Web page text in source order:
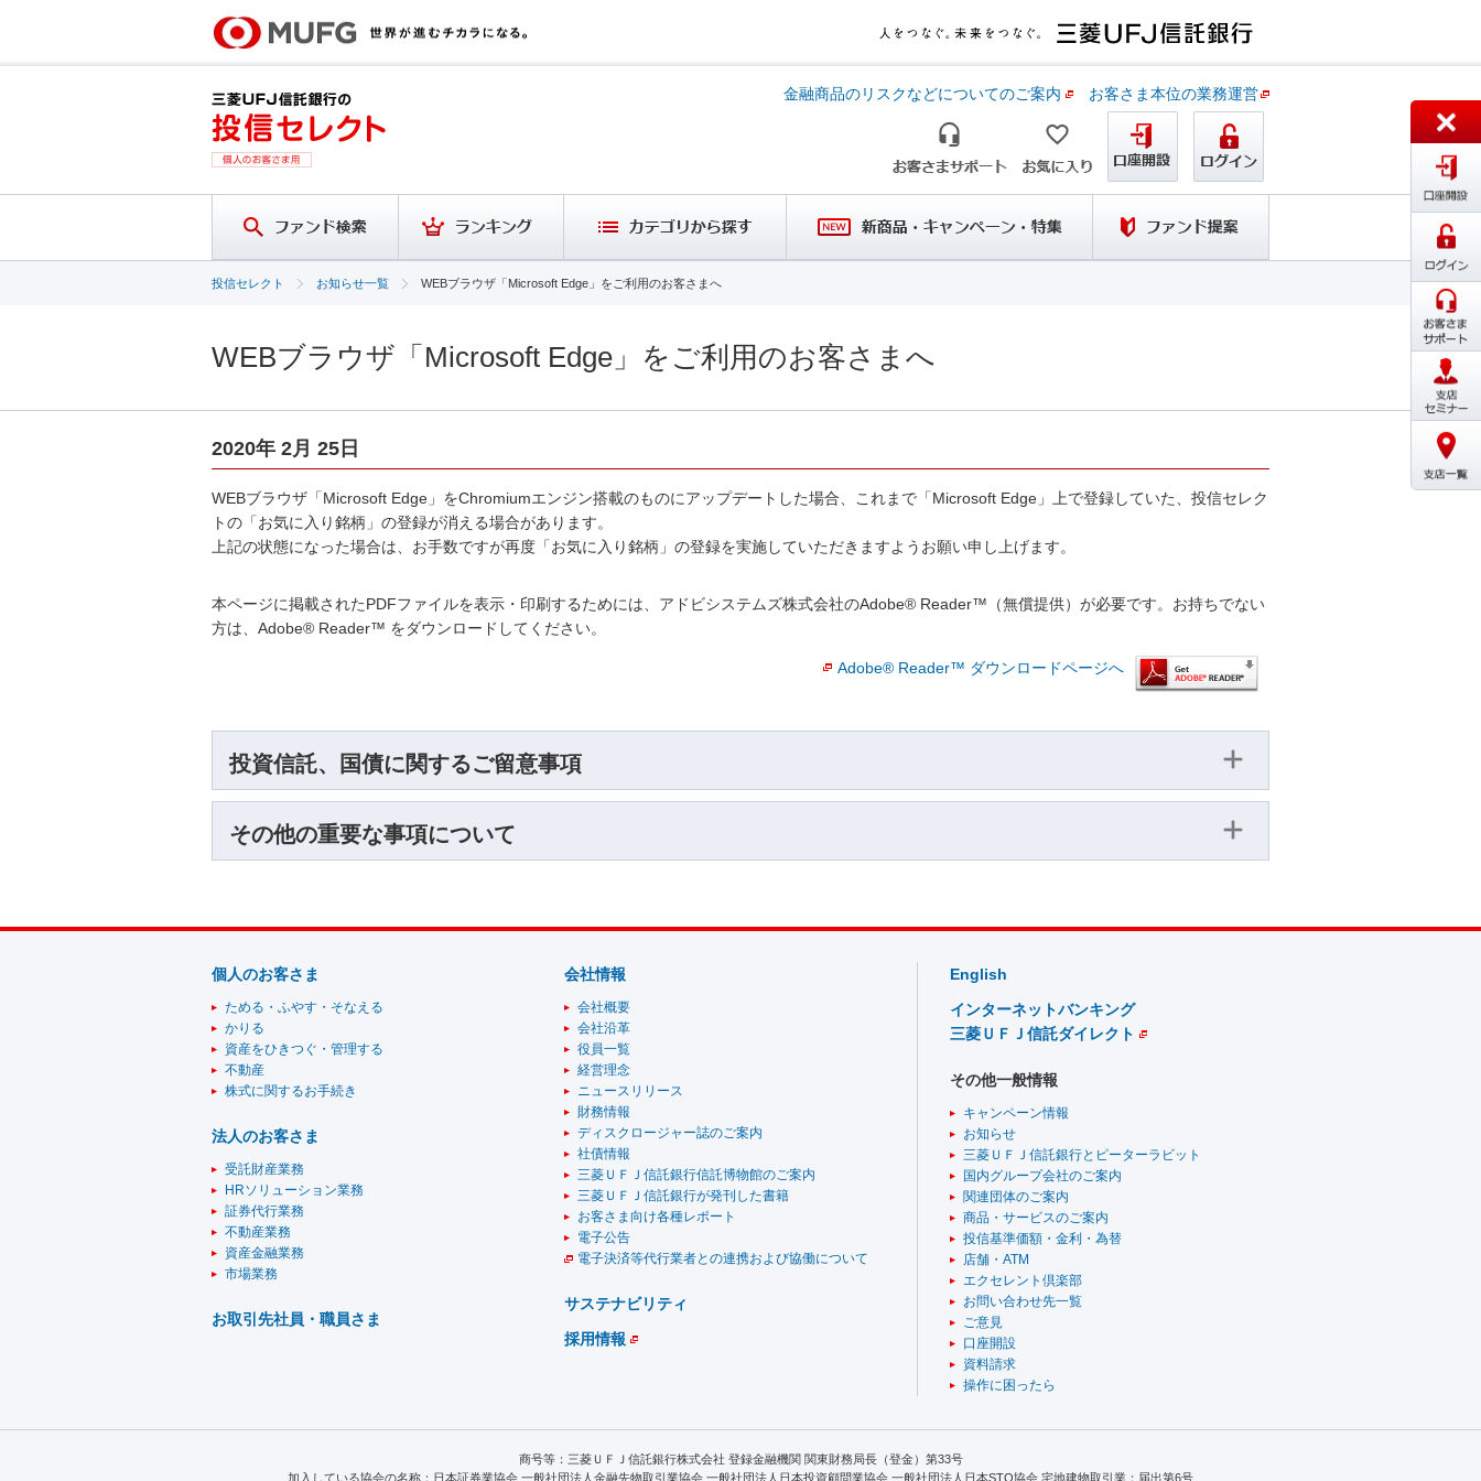
金融商品のリスクなどについてのご案内 お客さま本位の業務運営
投信セレクト お知らせ一覧 WEBブラウザ「Microsoft Edge」をご利用のお客さまへ
WEBブラウザ「Microsoft Edge」をご利用のお客さまへ
2020年 2月 25日
WEBブラウザ「Microsoft Edge」をChromiumエンジン搭載のものにアップデートした場合、これまで「Microsoft Edge」上で登録していた、投信セレク
トの「お気に入り銘柄」の登録が消える場合があります。
上記の状態になった場合は、お手数ですが再度「お気に入り銘柄」の登録を実施していただきますようお願い申し上げます。
本ページに掲載されたPDFファイルを表示・印刷するためには、アドビシステムズ株式会社のAdobe® Reader™（無償提供）が必要です。お持ちでない
方は、Adobe® Reader™ をダウンロードしてください。
Adobe® Reader™ ダウンロードページへ
投資信託、国債に関するご留意事項
その他の重要な事項について
個人のお客さま
ためる・ふやす・そなえる
かりる
資産をひきつぐ・管理する
不動産
株式に関するお手続き
法人のお客さま
受託財産業務
HRソリューション業務
証券代行業務
不動産業務
資産金融業務
市場業務
お取引先社員・職員さま
会社情報
会社概要
会社沿革
役員一覧
経営理念
ニュースリリース
財務情報
ディスクロージャー誌のご案内
社債情報
三菱ＵＦＪ信託銀行信託博物館のご案内
三菱ＵＦＪ信託銀行が発刊した書籍
お客さま向け各種レポート
電子公告
電子決済等代行業者との連携および協働について
サステナビリティ
採用情報
English
インターネットバンキング
三菱ＵＦＪ信託ダイレクト
その他一般情報
キャンペーン情報
お知らせ
三菱ＵＦＪ信託銀行とピーターラビット
国内グループ会社のご案内
関連団体のご案内
商品・サービスのご案内
投信基準価額・金利・為替
店舗・ATM
エクセレント倶楽部
お問い合わせ先一覧
ご意見
口座開設
資料請求
操作に困ったら
商号等：三菱ＵＦＪ信託銀行株式会社 登録金融機関 関東財務局長（登金）第33号
加入している協会の名称：日本証券業協会 一般社団法人金融先物取引業協会 一般社団法人日本投資顧問業協会 一般社団法人日本STO協会 宅地建物取引業：届出第6号